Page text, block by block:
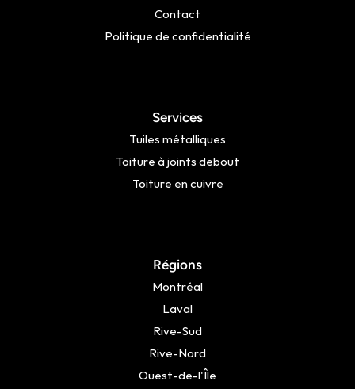
Contact
Politique de confidentialité
Services
Tuiles métalliques
Toiture à joints debout
Toiture en cuivre
Régions
Montréal
Laval
Rive-Sud
Rive-Nord
Ouest-de-l'Île